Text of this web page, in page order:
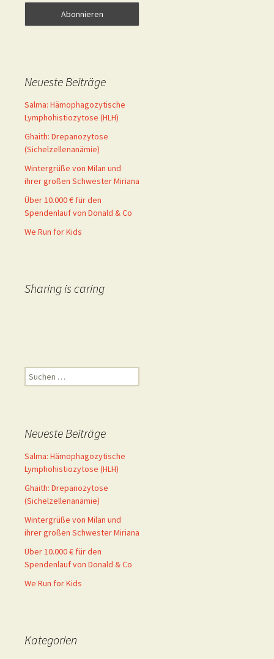
Neueste Beiträge
Salma: Hämophagozytische
Lymphohistiozytose (HLH)
Ghaith: Drepanozytose
(Sichelzellenanämie)
Wintergrüße von Milan und
ihrer großen Schwester Miriana
Über 10.000 € für den
Spendenlauf von Donald & Co
We Run for Kids
Sharing is caring
Suchen
nach:
Neueste Beiträge
Salma: Hämophagozytische
Lymphohistiozytose (HLH)
Ghaith: Drepanozytose
(Sichelzellenanämie)
Wintergrüße von Milan und
ihrer großen Schwester Miriana
Über 10.000 € für den
Spendenlauf von Donald & Co
We Run for Kids
Kategorien